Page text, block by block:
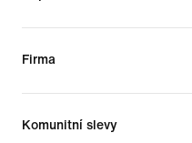
Firma
Komunitní slevy